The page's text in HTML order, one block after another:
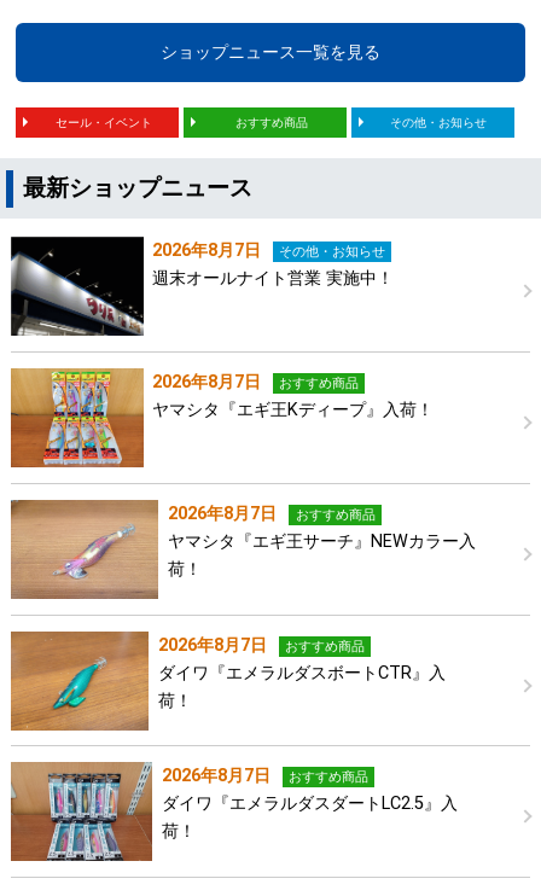
ショップニュース一覧を見る
セール・イベント おすすめ商品 その他・お知らせ
最新ショップニュース
2026年8月7日 その他・お知らせ
週末オールナイト営業 実施中！
2026年8月7日 おすすめ商品
ヤマシタ『エギ王Kディープ』入荷！
2026年8月7日 おすすめ商品
ヤマシタ『エギ王サーチ』NEWカラー入
荷！
2026年8月7日 おすすめ商品
ダイワ『エメラルダスボートCTR』入
荷！
2026年8月7日 おすすめ商品
ダイワ『エメラルダスダートLC2.5』入
荷！